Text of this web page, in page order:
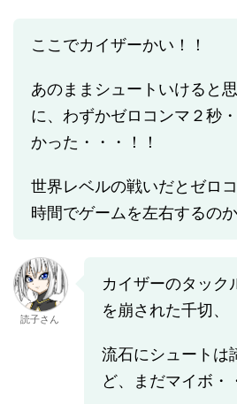
ここでカイザーかい！！
あのままシュートいけると
に、わずかゼロコンマ２秒
かった・・・！！
世界レベルの戦いだとゼロ
時間でゲームを左右するの
読子さん
カイザーのタック
を崩された千切、
流石にシュートは
ど、まだマイボ・